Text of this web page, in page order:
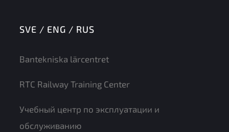
SVE / ENG / RUS
Bantekniska lärcentret
RTC Railway Training Center
Учебный центр по эксплуатации и
обслуживанию